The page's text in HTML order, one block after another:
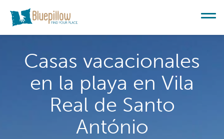
Casas vacacionales
en la playa en Vila
Real de Santo
António